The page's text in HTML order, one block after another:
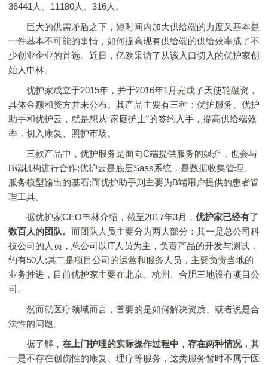
36441人、11180人、316人。
巨大的供需矛盾之下，短时间内加大供给端的力度又基本是
一件基本不可能的事情，如何提高现有供给端的供给效率成了不
少创业企业的首选。近日，亿欧采访了从该入口切入的优护家创
始人申林。
优护家成立于2015年，并于2016年1月完成了天使轮融资，
具体金额和资方并未公布。其产品主要有三种：优护服务、优护
助手和优护云，就是想从“家庭护士”的签约入手，提高供给端效
率，切入康复、照护市场。
三款产品中，优护服务是面向C端提供服务的媒介，也会与
B端机构进行合作;优护云是底层Saas系统，是数据收集管理、
服务模型输出的基石;而优护助手则主要为B端用户提供的患者管
理工具。
据优护家CEO申林介绍，截至2017年3月， 优护家已经有了
数百人的团队。 而团队人员主要分为两大部分：其一是总公司科
技公司的人员，总公司以IT人员为主，负责产品的开发与测试，
约有50人;其二是项目公司的运营和服务人员，主要负责当地的
业务推进，目前优护家主要在北京、杭州、合肥三地设有项目公
司。
然而就医疗领域而言，首要的是如何解决资质、或者说是合
法性的问题。
据了解， 在上门护理的实际操作过程中，存在两种情况， 其
一是不存在创伤性的康复、理疗等服务，这类服务暂时不属于医